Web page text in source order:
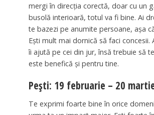
mergi în direcția corectă, doar cu un
busolă interioară, totul va fi bine. Ai
te bazezi pe anumite persoane, așa
Ești mult mai dornică să faci concesii.
îi ajută pe cei din jur, însă trebuie să
este benefică și pentru tine.
Pești: 19 februarie – 20
Te exprimi foarte bine în orice